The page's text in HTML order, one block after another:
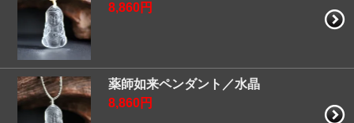
8,860円
薬師如来ペンダント／水晶
8,860円